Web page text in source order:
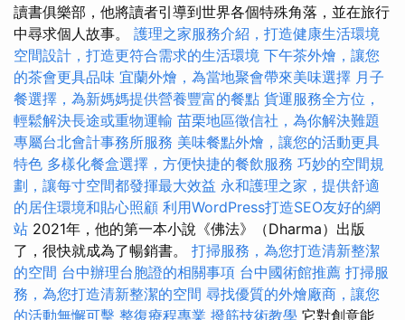
讀書俱樂部，他將讀者引導到世界各個特殊角落，並在旅行
中尋求個人故事。 護理之家服務介紹，打造健康生活環境
空間設計，打造更符合需求的生活環境 下午茶外燴，讓您
的茶會更具品味 宜蘭外燴，為當地聚會帶來美味選擇 月子
餐選擇，為新媽媽提供營養豐富的餐點 貨運服務全方位，
輕鬆解決長途或重物運輸 苗栗地區徵信社，為你解決難題
專屬台北會計事務所服務 美味餐點外燴，讓您的活動更具
特色 多樣化餐盒選擇，方便快捷的餐飲服務 巧妙的空間規
劃，讓每寸空間都發揮最大效益 永和護理之家，提供舒適
的居住環境和貼心照顧 利用WordPress打造SEO友好的網
站 2021年，他的第一本小說《佛法》（Dharma）出版
了，很快就成為了暢銷書。 打掃服務，為您打造清新整潔
的空間 台中辦理台胞證的相關事項 台中國術館推薦 打掃服
務，為您打造清新整潔的空間 尋找優質的外燴廠商，讓您
的活動無懈可擊 整復療程專業 撥筋技術教學 它對創意能